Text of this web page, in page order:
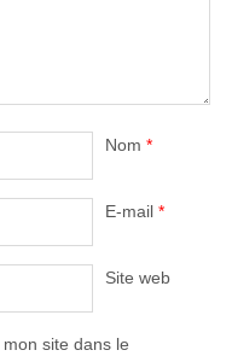
Nom *
E-mail *
Site web
site dans le